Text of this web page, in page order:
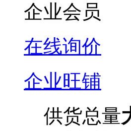
企业会员
在线询价
企业旺铺
供货总量